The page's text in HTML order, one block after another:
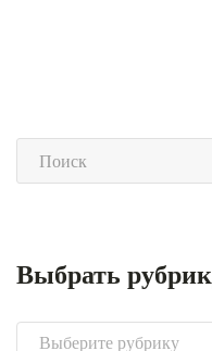
Выбрать
Выбрать